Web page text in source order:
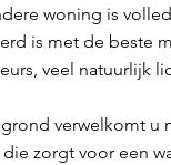
woning is
is met de beste
veel natuurlijk
verwelkomt u
zorgt voor een